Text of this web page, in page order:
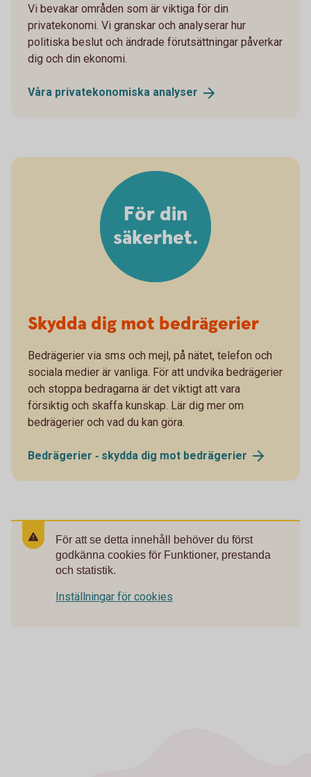
Vi bevakar områden som är viktiga för din
privatekonomi. Vi granskar och analyserar hur
politiska beslut och ändrade förutsättningar påverkar
dig och din ekonomi.
Våra privatekonomiska analyser
För din
säkerhet.
Skydda dig mot bedrägerier
Bedrägerier via sms och mejl, på nätet, telefon och
sociala medier är vanliga. För att undvika bedrägerier
och stoppa bedragarna är det viktigt att vara
försiktig och skaffa kunskap. Lär dig mer om
bedrägerier och vad du kan göra.
Bedrägerier ‐ skydda dig mot bedrägerier
För att se detta innehåll behöver du först
godkänna cookies för Funktioner, prestanda
och statistik.
Inställningar för cookies